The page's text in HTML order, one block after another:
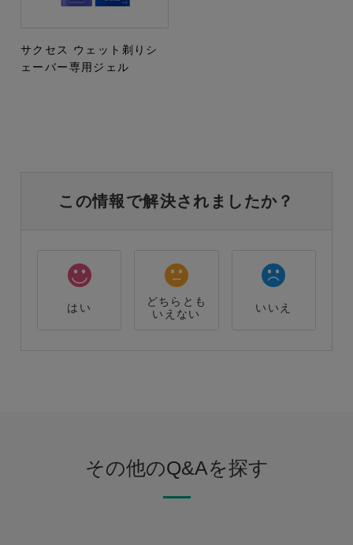
サクセス ウェット剃りシ
ェーバー専用ジェル
この情報で解決されましたか？
はい
どちらとも
いえない
いいえ
その他のQ&Aを探す